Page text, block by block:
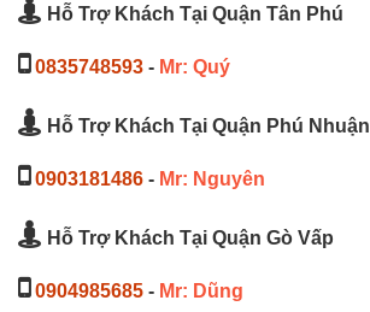
Hỗ Trợ Khách Tại Quận Tân Phú
0835748593 - Mr: Quý
Hỗ Trợ Khách Tại Quận Phú Nhuận
0903181486 - Mr: Nguyên
Hỗ Trợ Khách Tại Quận Gò Vấp
0904985685 - Mr: Dũng